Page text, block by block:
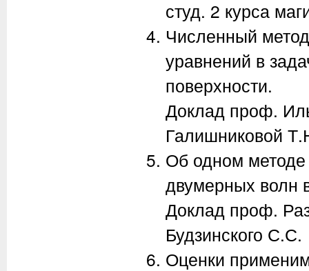
студ. 2 курса
Численный
уравнений в
поверхности.
Доклад проф.
Галишниковой
Об одном
двумерных волн
Доклад проф.
Будзинского С.С.
Оценки